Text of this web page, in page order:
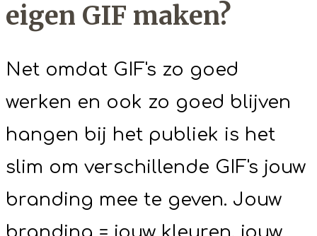
eigen GIF maken?
Net omdat GIF's zo goed
werken en ook zo goed blijven
hangen bij het publiek is het
slim om verschillende GIF's jouw
branding mee te geven. Jouw